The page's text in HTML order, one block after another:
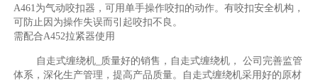
A461为气动咬扣器，可用单手操作咬扣的动作。有咬扣安全机构，
可防止因为操作失误而引起咬扣不良。
需配合A452拉紧器使用
自走式缠绕机_质量好的销售，自走式缠绕机， 公司完善监管
体系，深化生产管理，提高产品质量。自走式缠绕机采用好的原材